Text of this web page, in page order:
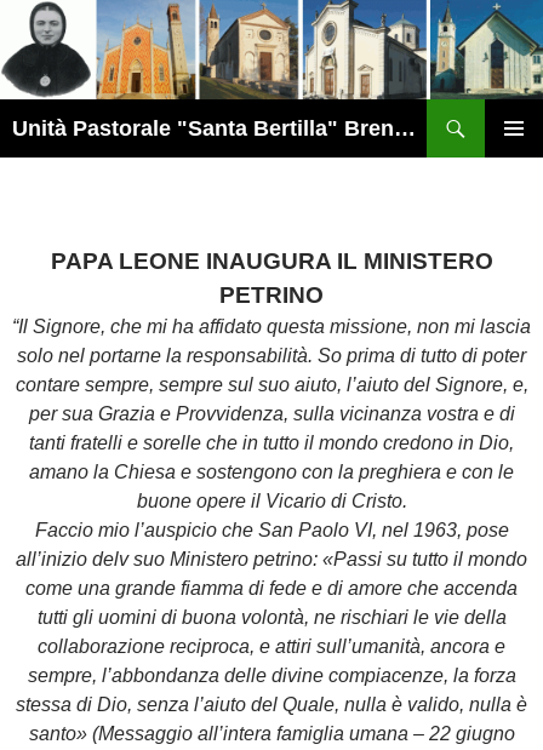
contenuto
Unità Pastorale "Santa Bertilla" Brendola
PAPA LEONE INAUGURA IL MINISTERO
PETRINO
“Il Signore, che mi ha affidato questa missione, non mi lascia
solo nel portarne la responsabilità. So prima di tutto di poter
contare sempre, sempre sul suo aiuto, l’aiuto del Signore, e,
per sua Grazia e Provvidenza, sulla vicinanza vostra e di
tanti fratelli e sorelle che in tutto il mondo credono in Dio,
amano la Chiesa e sostengono con la preghiera e con le
buone opere il Vicario di Cristo.
Faccio mio l’auspicio che San Paolo VI, nel 1963, pose
all’inizio delv suo Ministero petrino: «Passi su tutto il mondo
come una grande fiamma di fede e di amore che accenda
tutti gli uomini di buona volontà, ne rischiari le vie della
collaborazione reciproca, e attiri sull’umanità, ancora e
sempre, l’abbondanza delle divine compiacenze, la forza
stessa di Dio, senza l’aiuto del Quale, nulla è valido, nulla è
santo» (Messaggio all’intera famiglia umana – 22 giugno